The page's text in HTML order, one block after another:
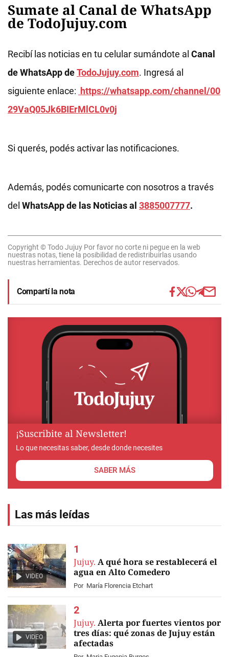
Sumate al Canal de WhatsApp
de TodoJujuy.com
Recibí las noticias en tu celular sumándote al Canal
de WhatsApp deTodoJujuy.com. Ingresá al
siguiente enlace: https://whatsapp.com/channel/00
29VaQ05Jk6BIErMlCL0v0j
Si querés, podés activar las notificaciones.
Además, podés comunicarte con nosotros a través
del WhatsApp de las Noticias al 3885007777.
Copyright © Todo Jujuy Por favor no corte ni pegue en la web
nuestras notas, tiene la posibilidad de redistribuirlas usando
nuestras herramientas. Derechos de autor reservados.
Compartí la nota
¡Suscribite al Newsletter!
Lo que necesitas saber, desde donde necesites
SABER MÁS
Las más leídas
VIDEO
Jujuy. A qué hora se restablecerá el
agua en Alto Comedero
Por María Florencia Etchart
VIDEO
Jujuy. Alerta por fuertes vientos por
tres días: qué zonas de Jujuy están
afectadas